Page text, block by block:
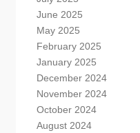
June 2025
May 2025
February 2025
January 2025
December 2024
November 2024
October 2024
August 2024